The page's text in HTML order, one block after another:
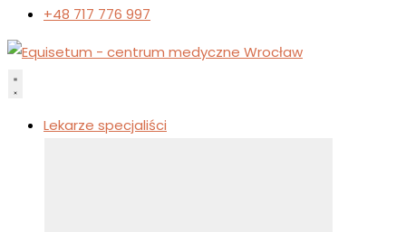
+48 717 776 997
Lekarze specjaliści